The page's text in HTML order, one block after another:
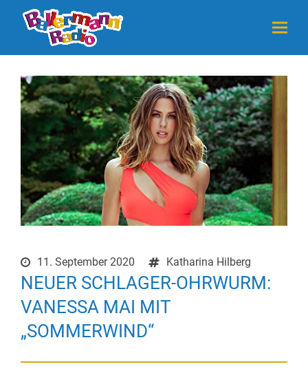
11. September 2020 Katharina Hilberg
NEUER SCHLAGER-OHRWURM:
VANESSA MAI MIT
„SOMMERWIND“